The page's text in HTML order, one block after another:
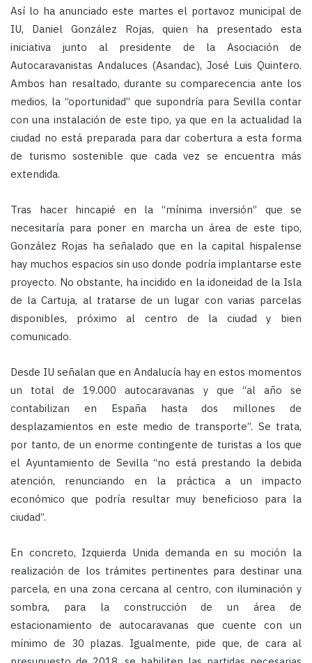
Así lo ha anunciado este martes el portavoz municipal de
IU, Daniel González Rojas, quien ha presentado esta
iniciativa junto al presidente de la Asociación de
Autocaravanistas Andaluces (Asandac), José Luis Quintero.
Ambos han resaltado, durante su comparecencia ante los
medios, la “oportunidad” que supondría para Sevilla contar
con una instalación de este tipo, ya que en la actualidad la
ciudad no está preparada para dar cobertura a esta forma
de turismo sostenible que cada vez se encuentra más
extendida.
Tras hacer hincapié en la “mínima inversión” que se
necesitaría para poner en marcha un área de este tipo,
González Rojas ha señalado que en la capital hispalense
hay muchos espacios sin uso donde podría implantarse este
proyecto. No obstante, ha incidido en la idoneidad de la Isla
de la Cartuja, al tratarse de un lugar con varias parcelas
disponibles, próximo al centro de la ciudad y bien
comunicado.
Desde IU señalan que en Andalucía hay en estos momentos
un total de 19.000 autocaravanas y que “al año se
contabilizan en España hasta dos millones de
desplazamientos en este medio de transporte”. Se trata,
por tanto, de un enorme contingente de turistas a los que
el Ayuntamiento de Sevilla “no está prestando la debida
atención, renunciando en la práctica a un impacto
económico que podría resultar muy beneficioso para la
ciudad”.
En concreto, Izquierda Unida demanda en su moción la
realización de los trámites pertinentes para destinar una
parcela, en una zona cercana al centro, con iluminación y
sombra, para la construcción de un área de
estacionamiento de autocaravanas que cuente con un
mínimo de 30 plazas. Igualmente, pide que, de cara al